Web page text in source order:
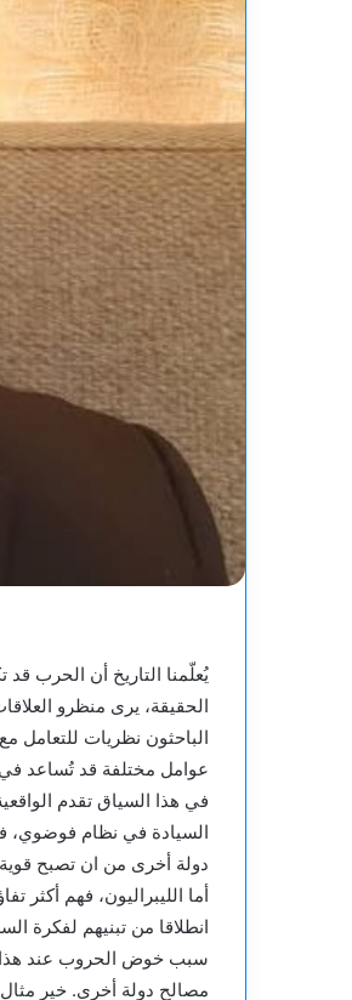
يُعلّمنا التاريخ أن الحرب
الحقيقة، يرى منظرو
الباحثون نظريات للتعامل
عوامل مختلفة قد تُساعد
في هذا السياق تقدم
السيادة في نظام فوضوي،
دولة أخرى من ان تصبح قوية
أما الليبراليون، فهم أكثر
انطلاقا من تبنيهم لفكرة
سبب خوض الحروب عند هذا
مصالح دولة أخرى. خير